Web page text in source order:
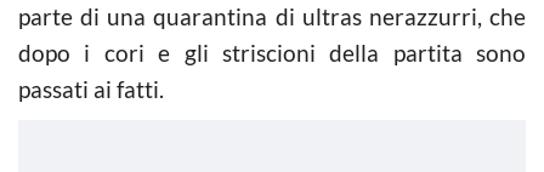
parte di una quarantina di ultras nerazzurri, che
dopo i cori e gli striscioni della partita sono
passati ai fatti.